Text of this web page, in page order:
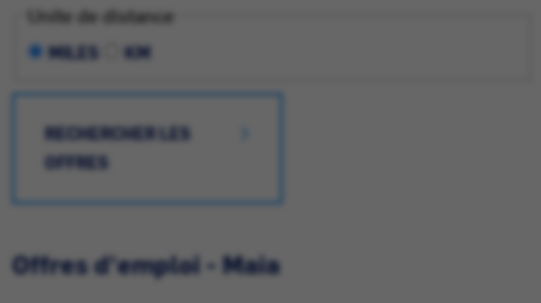
Unite de distance
MILES KM
RECHERCHER LES
OFFRES
Offres d'emploi - Maia